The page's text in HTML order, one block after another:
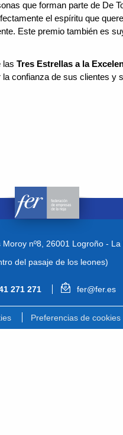
que forman parte de De
el espíritu que
Este premio también es
las Tres Estrellas a la
confianza de sus clientes y
nº8, 26001 Logroño - La
del pasaje de los leones)
271 271 fer@fer.es
Preferencias de cookies